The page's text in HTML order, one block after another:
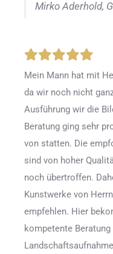
Mirko Aderhold,
Mein Mann hat mit
da wir noch nicht
Ausführung wir die
Beratung ging sehr
von statten. Die
sind von hoher
noch übertroffen.
Kunstwerke von
empfehlen. Hier
kompetente